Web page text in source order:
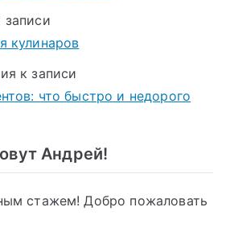
записи
кулинаров
к записи
что быстро и недорого
Андрей!
стажем! Добро пожаловать